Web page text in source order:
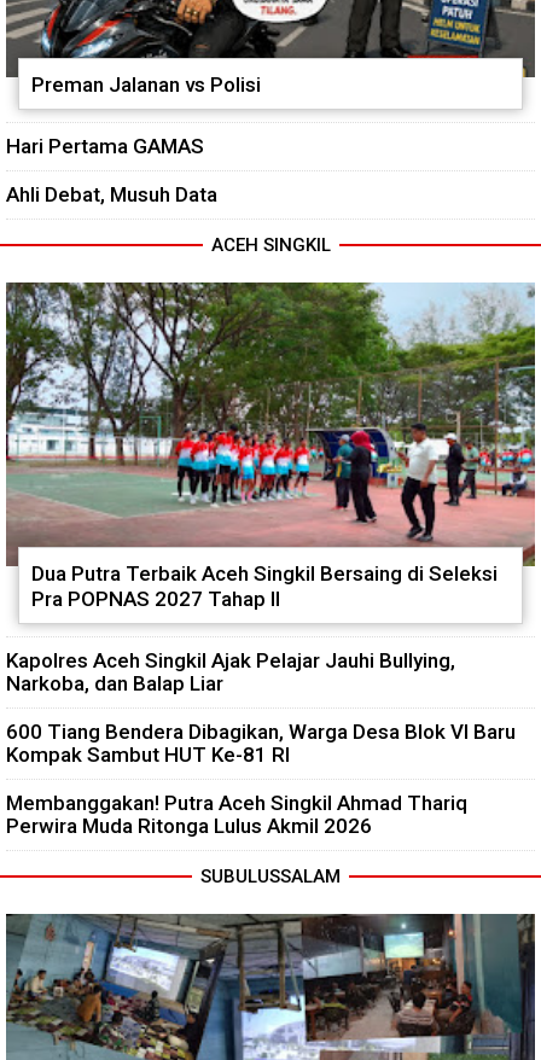
Preman Jalanan vs Polisi
Hari Pertama GAMAS
Ahli Debat, Musuh Data
ACEH SINGKIL
Dua Putra Terbaik Aceh Singkil Bersaing di Seleksi
Pra POPNAS 2027 Tahap II
Kapolres Aceh Singkil Ajak Pelajar Jauhi Bullying,
Narkoba, dan Balap Liar
600 Tiang Bendera Dibagikan, Warga Desa Blok VI Baru
Kompak Sambut HUT Ke-81 RI
Membanggakan! Putra Aceh Singkil Ahmad Thariq
Perwira Muda Ritonga Lulus Akmil 2026
SUBULUSSALAM